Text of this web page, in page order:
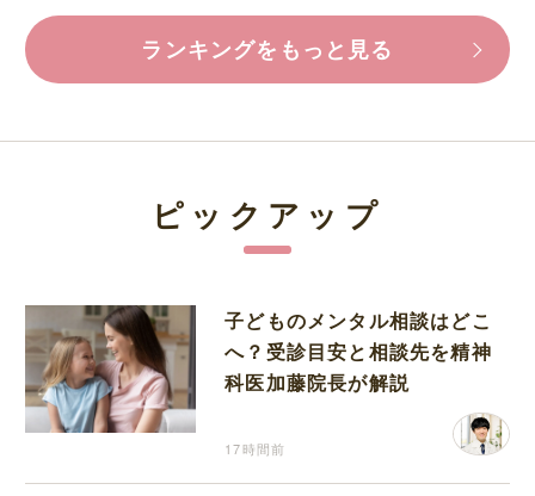
ランキングをもっと見る
ピックアップ
子どものメンタル相談はどこ
へ？受診目安と相談先を精神
科医加藤院長が解説
17時間前